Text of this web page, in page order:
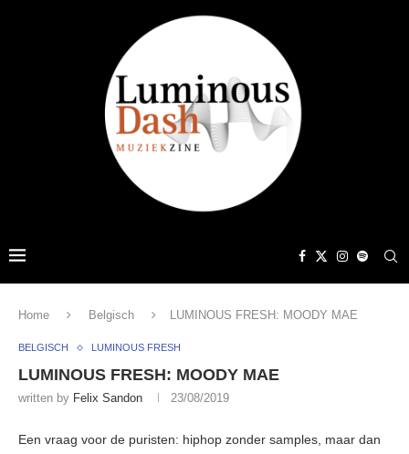
Home Belgisch LUMINOUS FRESH: MOODY MAE
BELGISCH LUMINOUS FRESH
LUMINOUS FRESH: MOODY MAE
written by Felix Sandon 23/08/2019
Een vraag voor de puristen: hiphop zonder samples, maar dan